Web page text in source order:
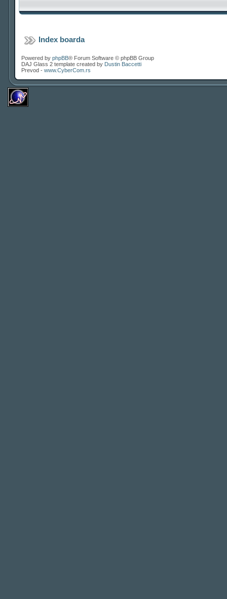
Index boarda
Powered by phpBB® Forum Software © phpBB Group
DAJ Glass 2 template created by Dustin Baccetti
Prevod - www.CyberCom.rs